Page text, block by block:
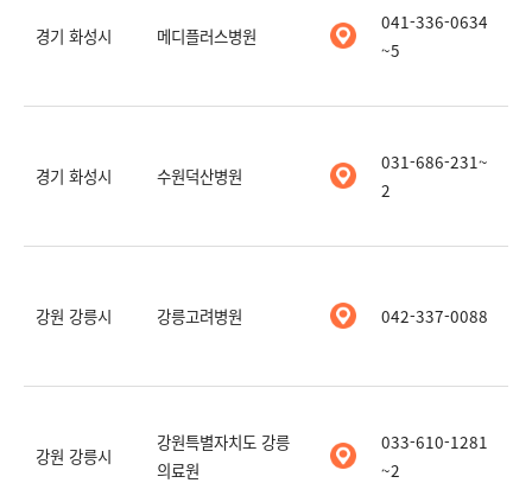
경기 화성시 메디플러스병원
041-336-0634
~5
경기 화성시 수원덕산병원
031-686-231~
2
강원 강릉시 강릉고려병원 042-337-0088
강원 강릉시
강원특별자치도 강릉
의료원
033-610-1281
~2